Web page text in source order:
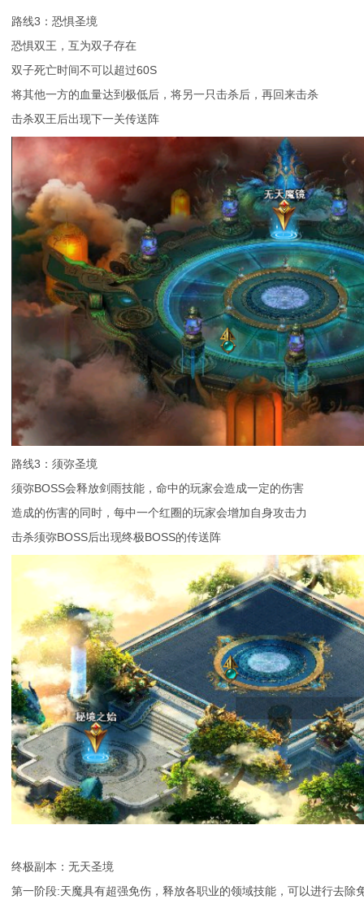
路线3：恐惧圣境
恐惧双王，互为双子存在
双子死亡时间不可以超过60S
将其他一方的血量达到极低后，将另一只击杀后，再回来击杀
击杀双王后出现下一关传送阵
路线3：须弥圣境
须弥BOSS会释放剑雨技能，命中的玩家会造成一定的伤害
造成的伤害的同时，每中一个红圈的玩家会增加自身攻击力
击杀须弥BOSS后出现终极BOSS的传送阵
终极副本：无天圣境
第一阶段:天魔具有超强免伤，释放各职业的领域技能，可以进行去除